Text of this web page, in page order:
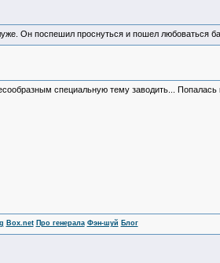
Он поспешил проснуться и пошел любоваться
специальную тему заводить...
Box.net Про генерала Фэн-шуй Блог